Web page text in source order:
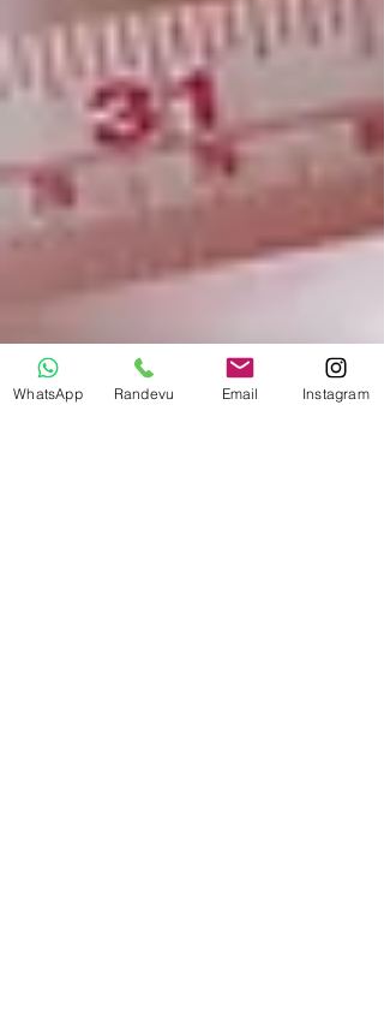
WhatsApp Randevu Email Instagram